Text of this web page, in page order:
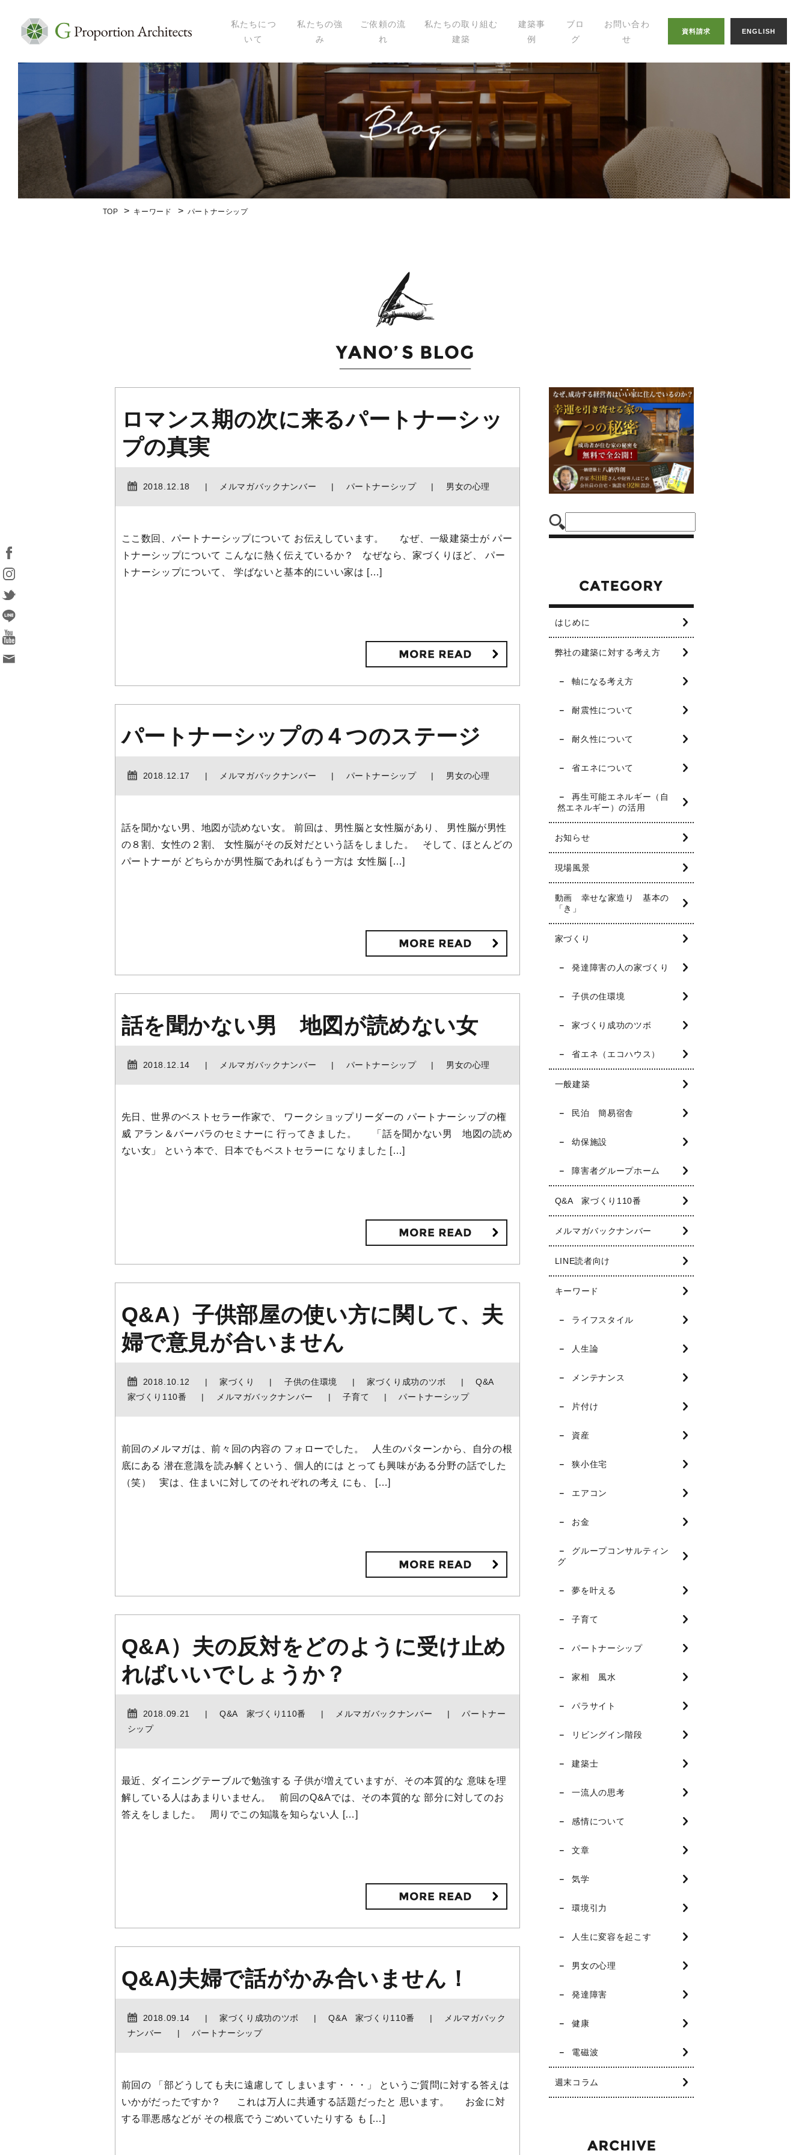
私たちにつ
いて
私たちについて
代表プロフィール
セミナー・講演
メディア掲載
会社概要
私たちの強
み
ご依頼の流
れ
私たちの取り組む
建築
建築事
例
ブロ
グ
幸せの家づくりの
八納ブログ
スタッフグログ
お問い合わ
せ
資料請求 ENGLISH
TOP キーワード パートナーシップ
ロマンス期の次に来るパートナーシッ
プの真実
2018.12.18 メルマガバックナンバー パートナーシップ 男女の心理
ここ数回、パートナーシップについて お伝えしています。 なぜ、一級建築士が パー
トナーシップについて こんなに熱く伝えているか？ なぜなら、家づくりほど、 パー
トナーシップについて、 学ばないと基本的にいい家は […]
パートナーシップの４つのステージ
2018.12.17 メルマガバックナンバー パートナーシップ 男女の心理
話を聞かない男、地図が読めない女。 前回は、男性脳と女性脳があり、 男性脳が男性
の８割、女性の２割、 女性脳がその反対だという話をしました。 そして、ほとんどの
パートナーが どちらかが男性脳であればもう一方は 女性脳 […]
話を聞かない男 地図が読めない女
2018.12.14 メルマガバックナンバー パートナーシップ 男女の心理
先日、世界のベストセラー作家で、 ワークショップリーダーの パートナーシップの権
威 アラン＆バーバラのセミナーに 行ってきました。 「話を聞かない男 地図の読め
ない女」 という本で、日本でもベストセラーに なりました […]
Q&A）子供部屋の使い方に関して、夫
婦で意見が合いません
2018.10.12 家づくり 子供の住環境 家づくり成功のツボ
Q&A
家づくり110番
メルマガバックナンバー 子育て パートナーシップ
前回のメルマガは、前々回の内容の フォローでした。 人生のパターンから、自分の根
底にある 潜在意識を読み解くという、個人的には とっても興味がある分野の話でした
（笑） 実は、住まいに対してのそれぞれの考え にも、 […]
Q&A）夫の反対をどのように受け止め
ればいいでしょうか？
2018.09.21 Q&A 家づくり110番 メルマガバックナンバー
パートナー
シップ
最近、ダイニングテーブルで勉強する 子供が増えていますが、その本質的な 意味を理
解している人はあまりいません。 前回のQ&Aでは、その本質的な 部分に対してのお
答えをしました。 周りでこの知識を知らない人 […]
Q&A)夫婦で話がかみ合いません！
2018.09.14 家づくり成功のツボ Q&A 家づくり110番
メルマガバック
ナンバー
パートナーシップ
前回の 「部どうしても夫に遠慮して しまいます・・・」 というご質問に対する答えは
いかがだったですか？ これは万人に共通する話題だったと 思います。 お金に対
する罪悪感などが その根底でうごめいていたりする も […]
はじめに
弊社の建築に対する考え方
軸になる考え方
耐震性について
耐久性について
省エネについて
再生可能エネルギー（自
然エネルギー）の活用
お知らせ
現場風景
動画 幸せな家造り 基本の
「き」
家づくり
発達障害の人の家づくり
子供の住環境
家づくり成功のツボ
省エネ（エコハウス）
一般建築
民泊 簡易宿舎
幼保施設
障害者グループホーム
Q&A 家づくり110番
メルマガバックナンバー
LINE読者向け
キーワード
ライフスタイル
人生論
メンテナンス
片付け
資産
狭小住宅
エアコン
お金
グループコンサルティン
グ
夢を叶える
子育て
パートナーシップ
家相 風水
パラサイト
リビングイン階段
建築士
一流人の思考
感情について
文章
気学
環境引力
人生に変容を起こす
男女の心理
発達障害
健康
電磁波
週末コラム